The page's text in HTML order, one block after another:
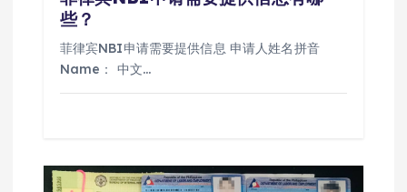
些？
菲律宾NBI申请需要提供信息 申请人姓名拼音
Name： 中文…